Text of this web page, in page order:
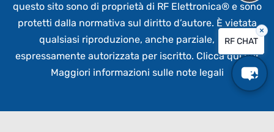
questo sito sono di proprietà di RF Elettronica® e sono
protetti dalla normativa sul diritto d’autore. È vietata
qualsiasi riproduzione, anche parziale,
non
espressamente autorizzata per iscritto. Clicca qui per
Maggiori informazioni sulle note legali
RF CHAT
×